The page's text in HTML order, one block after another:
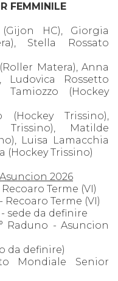
FEMMINILE
HC), Giorgia
Stella Rossato
Matera), Anna
Ludovica Rossetto
Tamiozzo (Hockey
(Hockey Trissino),
Trissino), Matilde
Luisa Lamacchia
(Hockey Trissino)
2026
Terme (VI)
Recoaro Terme (VI)
sede da definire
Raduno - Asuncion
da definire)
Mondiale Senior